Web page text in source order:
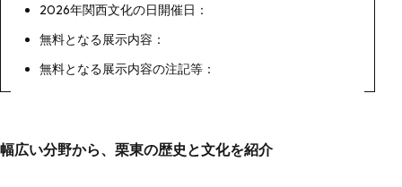
2026年関西文化の日開催日：
無料となる展示内容：
無料となる展示内容の注記等：
幅広い分野から、栗東の歴史と文化を紹介